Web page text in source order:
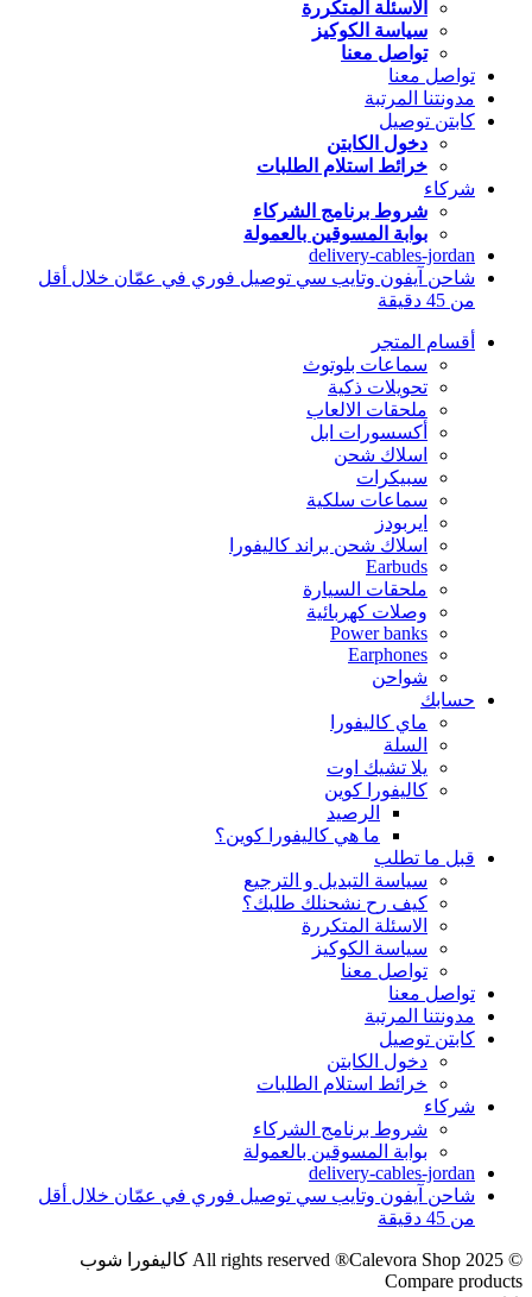
الاسئلة المتكررة
سياسة الكوكيز
تواصل معنا
تواصل معنا
مدونتنا المرتبة
كابتن توصيل
دخول الكابتن
خرائط استلام الطلبات
شركاء
شروط برنامج الشركاء
بوابة المسوقين بالعمولة
delivery-cables-jordan
شاحن آيفون وتايب سي توصيل فوري في عمّان خلال أقل
من 45 دقيقة
أقسام المتجر
سماعات بلوتوث
تحويلات ذكية
ملحقات الالعاب
أكسسورات ابل
اسلاك شحن
سبيكرات
سماعات سلكية
ايربودز
اسلاك شحن براند كاليفورا
Earbuds
ملحقات السيارة
وصلات كهربائية
Power banks
Earphones
شواحن
حسابك
ماي كاليفورا
السلة
يلا تشيك اوت
كاليفورا كوين
الرصيد
ما هي كاليفورا كوين؟
قبل ما تطلب
سياسة التبديل و الترجيع
كيف رح نشحنلك طلبك؟
الاسئلة المتكررة
سياسة الكوكيز
تواصل معنا
تواصل معنا
مدونتنا المرتبة
كابتن توصيل
دخول الكابتن
خرائط استلام الطلبات
شركاء
شروط برنامج الشركاء
بوابة المسوقين بالعمولة
delivery-cables-jordan
شاحن آيفون وتايب سي توصيل فوري في عمّان خلال أقل
من 45 دقيقة
© 2025 All rights reserved ®Calevora Shop كاليفورا شوب
Compare products